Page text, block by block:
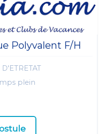
Polyvalent F/H
plein